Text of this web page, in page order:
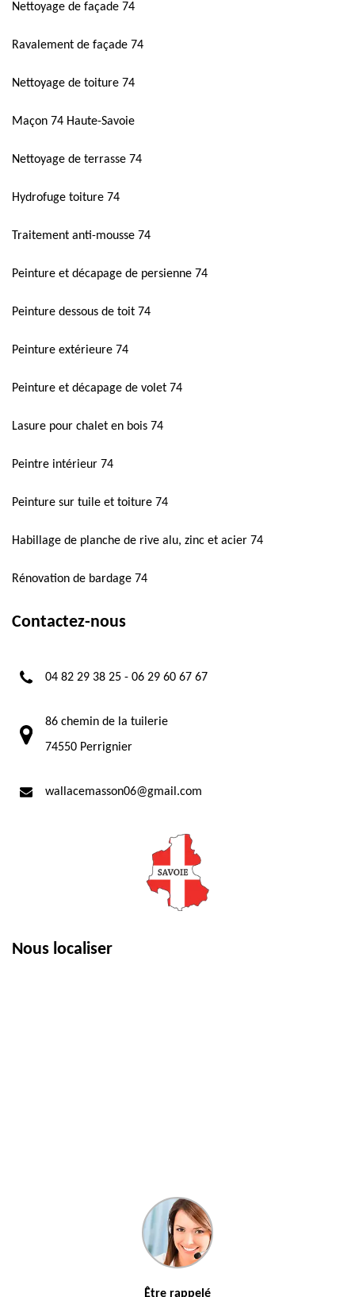
Nettoyage de façade 74
Ravalement de façade 74
Nettoyage de toiture 74
Maçon 74 Haute-Savoie
Nettoyage de terrasse 74
Hydrofuge toiture 74
Traitement anti-mousse 74
Peinture et décapage de persienne 74
Peinture dessous de toit 74
Peinture extérieure 74
Peinture et décapage de volet 74
Lasure pour chalet en bois 74
Peintre intérieur 74
Peinture sur tuile et toiture 74
Habillage de planche de rive alu, zinc et acier 74
Rénovation de bardage 74
Contactez-nous
04 82 29 38 25 - 06 29 60 67 67
86 chemin de la tuilerie
74550 Perrignier
wallacemasson06@gmail.com
Nous localiser
Être rappelé